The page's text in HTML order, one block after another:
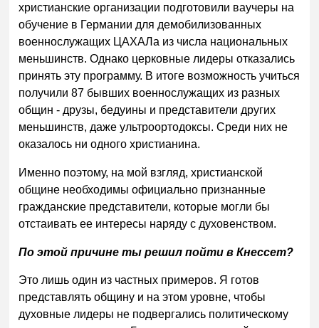
христианские организации подготовили ваучеры на
обучение в Германии для демобилизованных
военнослужащих ЦАХАЛа из числа национальных
меньшинств. Однако церковные лидеры отказались
принять эту программу. В итоге возможность учиться
получили 87 бывших военнослужащих из разных
общин - друзы, бедуины и представители других
меньшинств, даже ультроортодоксы. Среди них не
оказалось ни одного христианина.
Именно поэтому, на мой взгляд, христианской
общине необходимы официально признанные
гражданские представители, которые могли бы
отстаивать ее интересы наряду с духовенством.
По этой причине ты решил пойти в Кнессет?
Это лишь один из частных примеров. Я готов
представлять общину и на этом уровне, чтобы
духовные лидеры не подвергались политическому